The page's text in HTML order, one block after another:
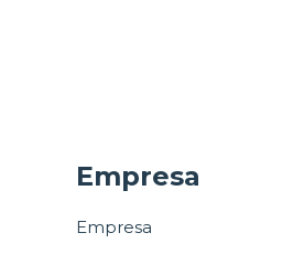
Empresa
Empresa